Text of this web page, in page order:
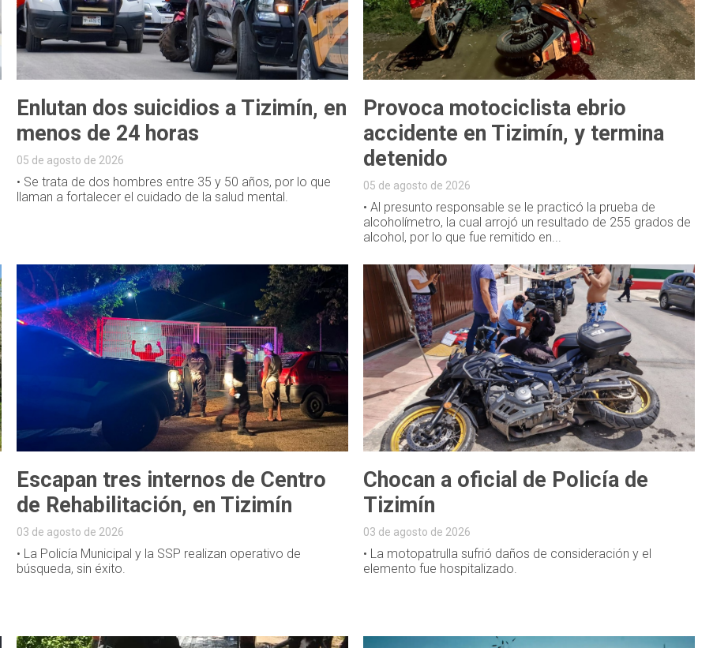
Enlutan dos suicidios a Tizimín, en
menos de 24 horas
05 de agosto de 2026
• Se trata de dos hombres entre 35 y 50 años, por lo que
llaman a fortalecer el cuidado de la salud mental.
Provoca motociclista ebrio
accidente en Tizimín, y termina
detenido
05 de agosto de 2026
• Al presunto responsable se le practicó la prueba de
alcoholímetro, la cual arrojó un resultado de 255 grados de
alcohol, por lo que fue remitido en...
Escapan tres internos de Centro
de Rehabilitación, en Tizimín
03 de agosto de 2026
• La Policía Municipal y la SSP realizan operativo de
búsqueda, sin éxito.
Chocan a oficial de Policía de
Tizimín
03 de agosto de 2026
• La motopatrulla sufrió daños de consideración y el
elemento fue hospitalizado.